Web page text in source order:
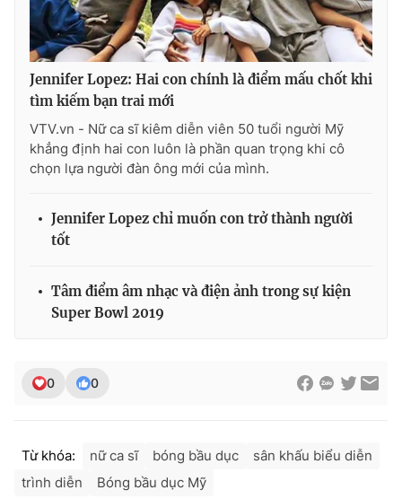
Ðiện thoại Thời báo VTV:024.66 897 897
Email:toasoan@vtv.vn
Liên hệ quảng cáo:024-7300.7108
® Cấm sao chép dưới mọi hình thức nếu không có sự chấp
Jennifer Lopez: Hai con chính là điểm mấu chốt khi
tìm kiếm bạn trai mới
VTV.vn - Nữ ca sĩ kiêm diễn viên 50 tuổi người Mỹ
khẳng định hai con luôn là phần quan trọng khi cô
chọn lựa người đàn ông mới của mình.
Jennifer Lopez chỉ muốn con trở thành người
tốt
Tâm điểm âm nhạc và điện ảnh trong sự kiện
Super Bowl 2019
0 0
Từ khóa: nữ ca sĩ bóng bầu dục
sân khấu biểu diễn
trình diễn
Bóng bầu dục Mỹ